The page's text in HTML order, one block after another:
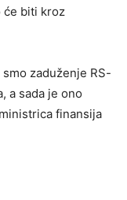
će biti kroz
zaduženje RS-
a sada je ono
finansija